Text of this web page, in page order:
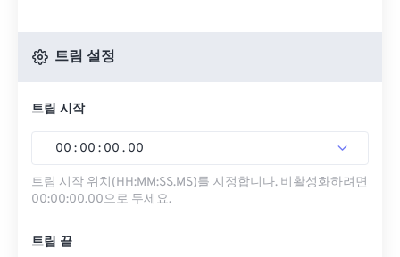
트림 설정
트림 시작
00 : 00 : 00 . 00
트림 시작 위치(HH:MM:SS.MS)를 지정합니다. 비활성화하려면
00:00:00.00으로 두세요.
트림 끝